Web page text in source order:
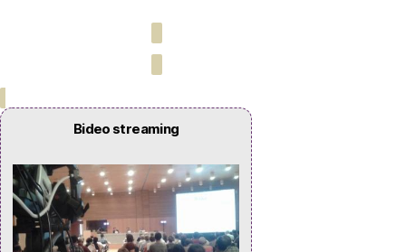
Bideo streaming